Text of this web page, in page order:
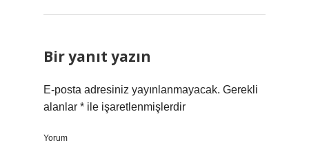
Bir yanıt yazın
E-posta adresiniz yayınlanmayacak. Gerekli
alanlar * ile işaretlenmişlerdir
Yorum